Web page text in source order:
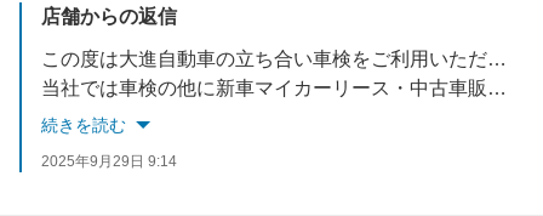
店舗からの返信
この度は大進自動車の立ち合い車検をご利用いただきありがとうございました！今後も迅速かつ丁寧な作業を心がけてまいります。
当社では車検の他に新車マイカーリース・中古車販売・キズヘコミ直し・万が一の事故受付・保険の見直しなどお車の事はトータルサポートさせていただいております。何かございましたらぜひご相談ください。またのご来店を心よりお待ちしております！
続きを読む
2025年9月29日 9:14